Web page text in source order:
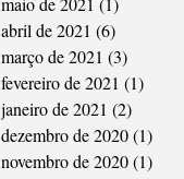
abril de 2021 (6)
março de 2021 (3)
fevereiro de 2021 (1)
janeiro de 2021 (2)
dezembro de 2020(1)
novembro de 2020(1)